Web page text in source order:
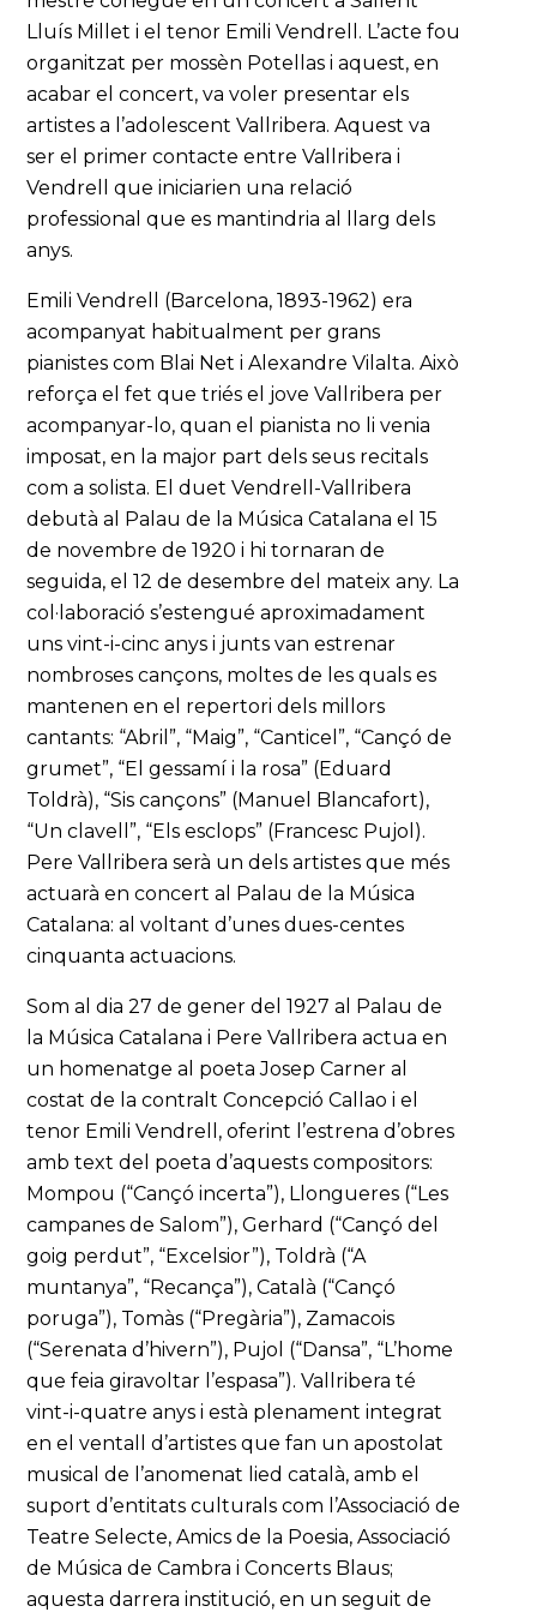
Lluís Millet i el tenor Emili Vendrell. L’acte fou
organitzat per mossèn Potellas i aquest, en
acabar el concert, va voler presentar els
artistes a l’adolescent Vallribera. Aquest va
ser el primer contacte entre Vallribera i
Vendrell que iniciarien una relació
professional que es mantindria al llarg dels
anys.
Emili Vendrell (Barcelona, 1893-1962) era
acompanyat habitualment per grans
pianistes com Blai Net i Alexandre Vilalta. Això
reforça el fet que triés el jove Vallribera per
acompanyar-lo, quan el pianista no li venia
imposat, en la major part dels seus recitals
com a solista. El duet Vendrell-Vallribera
debutà al Palau de la Música Catalana el 15
de novembre de 1920 i hi tornaran de
seguida, el 12 de desembre del mateix any. La
col·laboració s’estengué aproximadament
uns vint-i-cinc anys i junts van estrenar
nombroses cançons, moltes de les quals es
mantenen en el repertori dels millors
cantants: “Abril”, “Maig”, “Canticel”, “Cançó de
grumet”, “El gessamí i la rosa” (Eduard
Toldrà), “Sis cançons” (Manuel Blancafort),
“Un clavell”, “Els esclops” (Francesc Pujol).
Pere Vallribera serà un dels artistes que més
actuarà en concert al Palau de la Música
Catalana: al voltant d’unes dues-centes
cinquanta actuacions.
Som al dia 27 de gener del 1927 al Palau de
la Música Catalana i Pere Vallribera actua en
un homenatge al poeta Josep Carner al
costat de la contralt Concepció Callao i el
tenor Emili Vendrell, oferint l’estrena d’obres
amb text del poeta d’aquests compositors:
Mompou (“Cançó incerta”), Llongueres (“Les
campanes de Salom”), Gerhard (“Cançó del
goig perdut”, “Excelsior”), Toldrà (“A
muntanya”, “Recança”), Català (“Cançó
poruga”), Tomàs (“Pregària”), Zamacois
(“Serenata d’hivern”), Pujol (“Dansa”, “L’home
que feia giravoltar l’espasa”). Vallribera té
vint-i-quatre anys i està plenament integrat
en el ventall d’artistes que fan un apostolat
musical de l’anomenat lied català, amb el
suport d’entitats culturals com l’Associació de
Teatre Selecte, Amics de la Poesia, Associació
de Música de Cambra i Concerts Blaus;
aquesta darrera institució, en un seguit de